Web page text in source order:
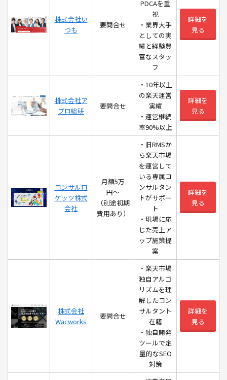
株式会社い
つも
要問合せ
PDCAを重
視
・業界大手
としての実
績と経験豊
富なスタッ
フ
詳細を
見る
株式会社ア
プロ総研
要問合せ
・10年以上
の楽天運営
実績
・運営継続
率90%以上
詳細を
見る
コンサルロ
ケッツ株式
会社
月額5万
円〜
（別途初期
費用あり）
・旧RMSか
ら楽天市場
を運営して
いる専属コ
ンサルタン
トがサポー
ト
・現場に応
じた売上ア
ップ施策提
案
詳細を
見る
株式会社
Wacworks
要問合せ
・楽天市場
独自アルゴ
リズムを理
解したコン
サルタント
在籍
・独自開発
ツールで定
量的なSEO
対策
詳細を
見る